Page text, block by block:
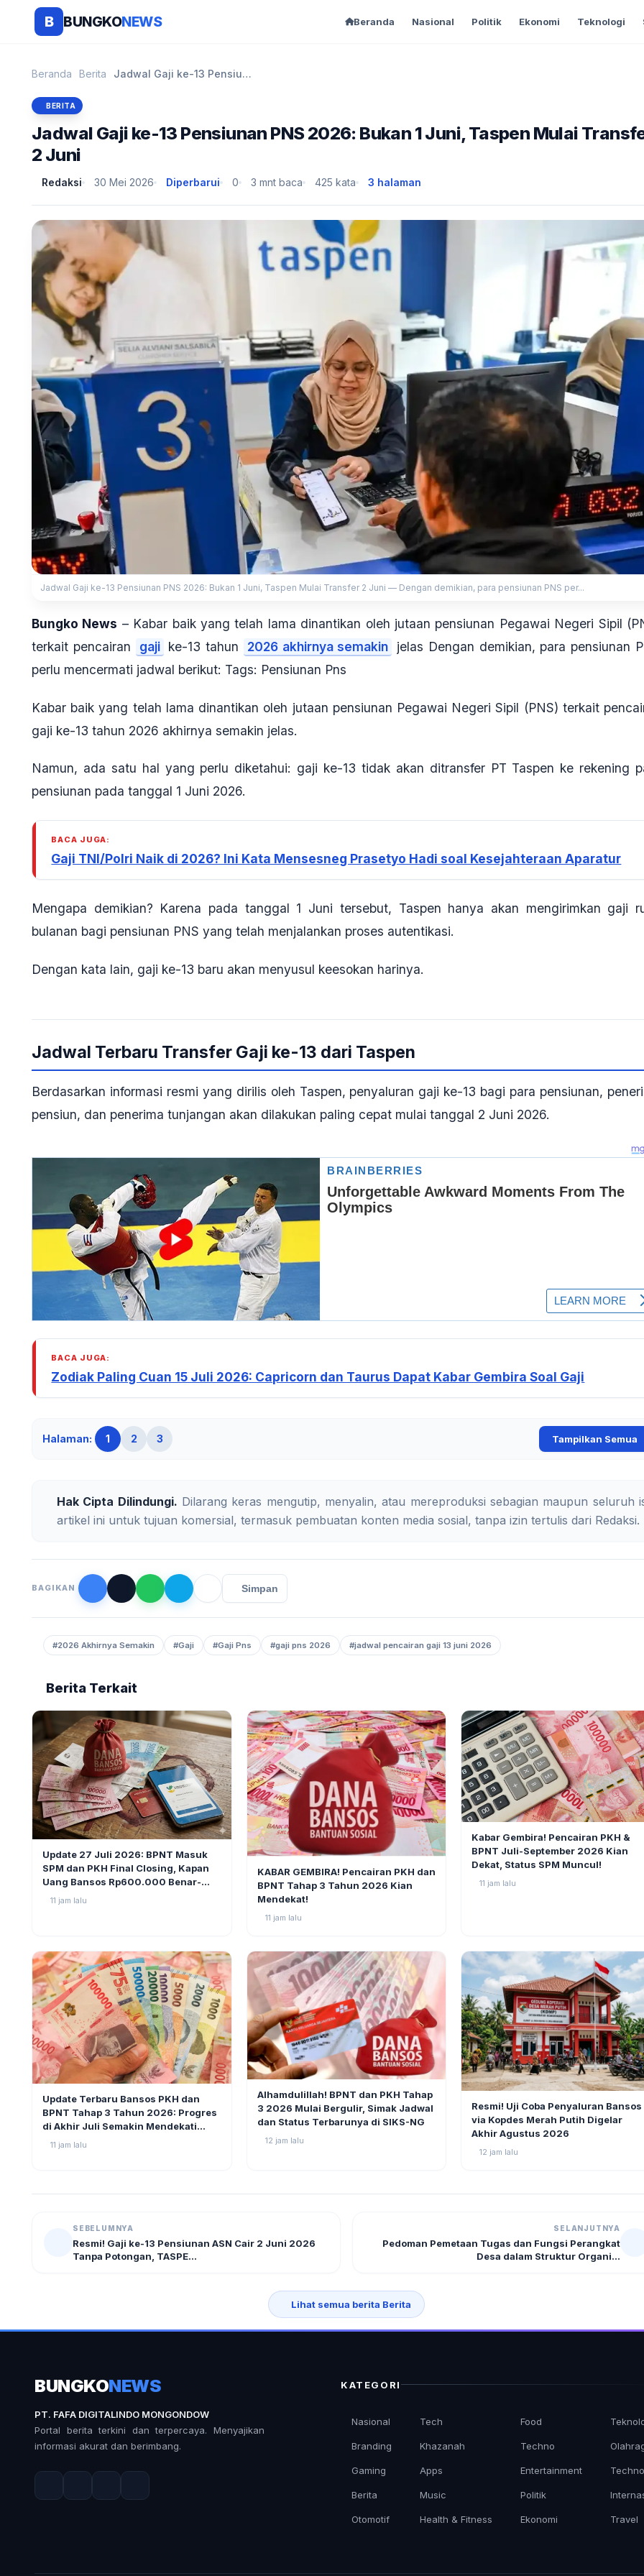
B BUNGKONEWS Beranda Nasional Politik Ekonomi Teknologi
Beranda Berita Jadwal Gaji ke-13 Pensiunan PNS 2026: Bukan 1 Juni...
BERITA
Jadwal Gaji ke-13 Pensiunan PNS 2026: Bukan 1 Juni, Taspen Mulai
2 Juni
Redaksi 30 Mei 2026 Diperbarui 0 3 mnt baca 425 kata 3 halaman
Jadwal Gaji ke-13 Pensiunan PNS 2026: Bukan 1 Juni, Taspen Mulai Transfer 2 Juni — Dengan demikian, para pensiunan PNS per...
Bungko News – Kabar baik yang telah lama dinantikan oleh jutaan pensiunan Pegawai Negeri Sipil
terkait pencairan
gaji ke-13 tahun 2026 akhirnya semakin
jelas Dengan demikian, para pensiunan
perlu mencermati jadwal berikut: Tags: Pensiunan Pns
Kabar baik yang telah lama dinantikan oleh jutaan pensiunan Pegawai Negeri Sipil (PNS) terkait
gaji ke-13 tahun 2026 akhirnya semakin jelas.
Namun, ada satu hal yang perlu diketahui: gaji ke-13 tidak akan ditransfer PT Taspen ke rekening
pensiunan pada tanggal 1 Juni 2026.
BACA JUGA:
Gaji TNI/Polri Naik di 2026? Ini Kata Mensesneg Prasetyo Hadi soal Kesejahteraan Aparatur
Mengapa demikian? Karena pada tanggal 1 Juni tersebut, Taspen hanya akan mengirimkan gaji
bulanan bagi pensiunan PNS yang telah menjalankan proses autentikasi.
Dengan kata lain, gaji ke-13 baru akan menyusul keesokan harinya.
Jadwal Terbaru Transfer Gaji ke-13 dari Taspen
Berdasarkan informasi resmi yang dirilis oleh Taspen, penyaluran gaji ke-13 bagi para pensiunan,
pensiun, dan penerima tunjangan akan dilakukan paling cepat mulai tanggal 2 Juni 2026.
BACA JUGA:
Zodiak Paling Cuan 15 Juli 2026: Capricorn dan Taurus Dapat Kabar Gembira Soal Gaji
Halaman: 1 2 3 Tampilkan Semua
Hak Cipta Dilindungi. Dilarang keras mengutip, menyalin, atau mereproduksi sebagian maupun seluruh
artikel ini untuk tujuan komersial, termasuk pembuatan konten media sosial, tanpa izin tertulis dari Redaksi.
BAGIKAN Simpan
#2026 Akhirnya Semakin #Gaji #Gaji Pns #gaji pns 2026 #jadwal pencairan gaji 13 juni 2026
Berita Terkait
Update 27 Juli 2026: BPNT Masuk
SPM dan PKH Final Closing, Kapan
Uang Bansos Rp600.000 Benar-
benar Cair?
11 jam lalu
KABAR GEMBIRA! Pencairan PKH dan
BPNT Tahap 3 Tahun 2026 Kian
Mendekat!
11 jam lalu
Kabar Gembira! Pencairan PKH &
BPNT Juli-September 2026 Kian
Dekat, Status SPM Muncul!
11 jam lalu
Update Terbaru Bansos PKH dan
BPNT Tahap 3 Tahun 2026: Progres
di Akhir Juli Semakin Mendekati
Pencairan
11 jam lalu
Alhamdulillah! BPNT dan PKH Tahap
3 2026 Mulai Bergulir, Simak Jadwal
dan Status Terbarunya di SIKS-NG
12 jam lalu
Resmi! Uji Coba Penyaluran Bansos
via Kopdes Merah Putih Digelar
Akhir Agustus 2026
12 jam lalu
SEBELUMNYA
Resmi! Gaji ke-13 Pensiunan ASN Cair 2 Juni 2026
Tanpa Potongan, TASPE...
SELANJUTNYA
Pedoman Pemetaan Tugas dan Fungsi Perangkat
Desa dalam Struktur Organi...
Lihat semua berita Berita
BUNGKONEWS
PT. FAFA DIGITALINDO MONGONDOW
Portal berita terkini dan terpercaya. Menyajikan
informasi akurat dan berimbang.
KATEGORI
Nasional
Branding
Gaming
Berita
Otomotif
Tech
Khazanah
Apps
Music
Health & Fitness
Food
Techno
Entertainment
Politik
Ekonomi Travel